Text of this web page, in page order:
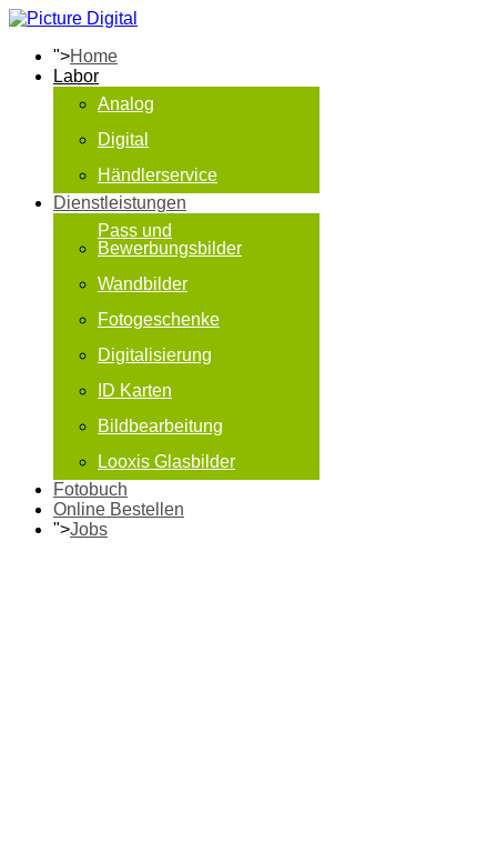
">Home
Labor
Analog
Digital
Händlerservice
Dienstleistungen
Pass und
Bewerbungsbilder
Wandbilder
Fotogeschenke
Digitalisierung
ID Karten
Bildbearbeitung
Looxis Glasbilder
Fotobuch
Online Bestellen
">Jobs